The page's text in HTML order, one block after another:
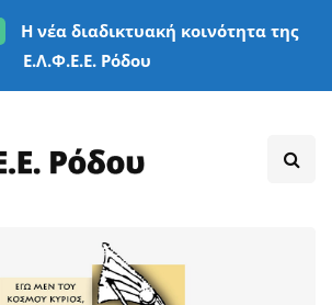
Η νέα διαδικτυακή κοινότητα της
Ε.Λ.Φ.Ε.Ε. Ρόδου